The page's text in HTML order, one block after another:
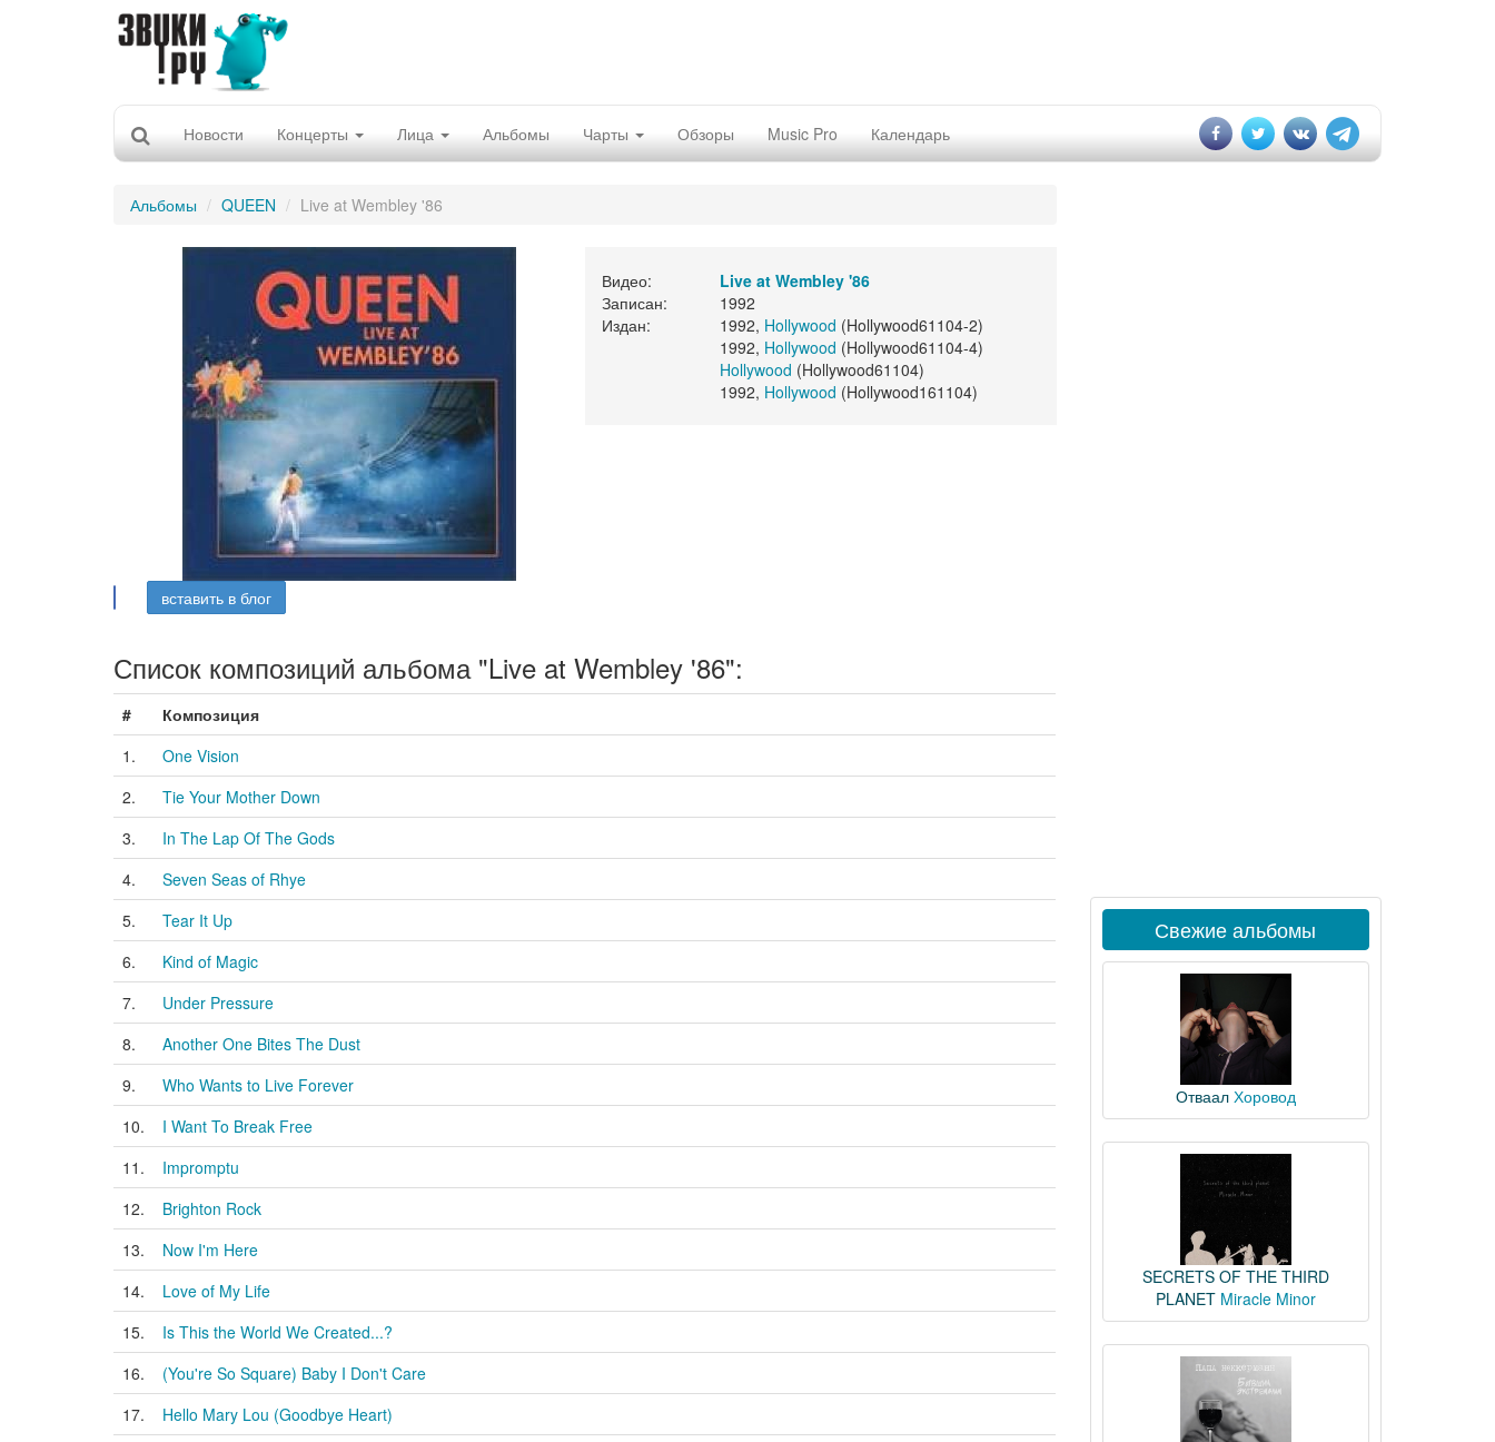
Новости Концерты Лица Альбомы Чарты Обзоры Music Pro Календарь
Альбомы QUEEN Live at Wembley '86
Видео:
Live at Wembley '86
Записан:
1992
Издан:
1992, Hollywood (Hollywood61104-2)
1992, Hollywood (Hollywood61104-4)
Hollywood (Hollywood61104)
1992, Hollywood (Hollywood161104)
вставить в блог
Список композиций альбома "Live at Wembley '86":
#
Композиция
1.
One Vision
2.
Tie Your Mother Down
3.
In The Lap Of The Gods
4.
Seven Seas of Rhye
5.
Tear It Up
6.
Kind of Magic
7.
Under Pressure
8.
Another One Bites The Dust
9.
Who Wants to Live Forever
10.
I Want To Break Free
11.
Impromptu
12.
Brighton Rock
13.
Now I'm Here
14.
Love of My Life
15.
Is This the World We Created...?
16.
(You're So Square) Baby I Don't Care
17.
Hello Mary Lou (Goodbye Heart)
Свежие альбомы
Отваал Хоровод
SECRETS OF THE THIRD
PLANET Miracle Minor